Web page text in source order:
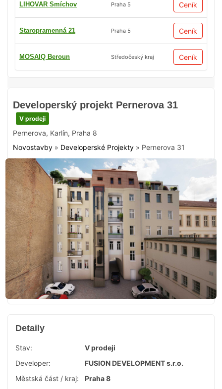
Developerský projekt Pernerova 31
V prodeji
Pernerova, Karlín, Praha 8
Novostavby » Developerské Projekty » Pernerova 31
LIHOVAR Smíchov Praha 5 Ceník
Staropramenná 21 Praha 5 Ceník
MOSAIQ Beroun Středočeský kraj Ceník
Detaily
Stav:
V prodeji
Developer:
FUSION DEVELOPMENT s.r.o.
Městská část / kraj:
Praha 8